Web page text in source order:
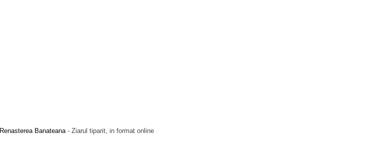
Renasterea Banateana- Ziarul tiparit, in format online